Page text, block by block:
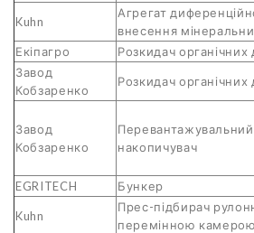
Kuhn
Агрегат
внесення
Екіпагро Розкидач органічних
Завод
Кобзаренко
Розкидач органічних
Завод
Кобзаренко
накопичувач
EGRITECH
Бункер
Kuhn
Прес-підбирач
перемінною камерою